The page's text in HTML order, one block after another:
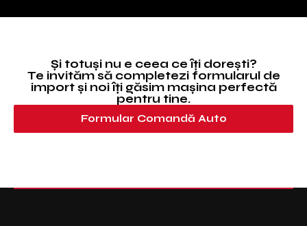
Și totuși nu e ceea ce îți dorești?
Te invităm să completezi formularul de
import și noi îți găsim mașina perfectă
pentru tine.
Formular Comandă Auto